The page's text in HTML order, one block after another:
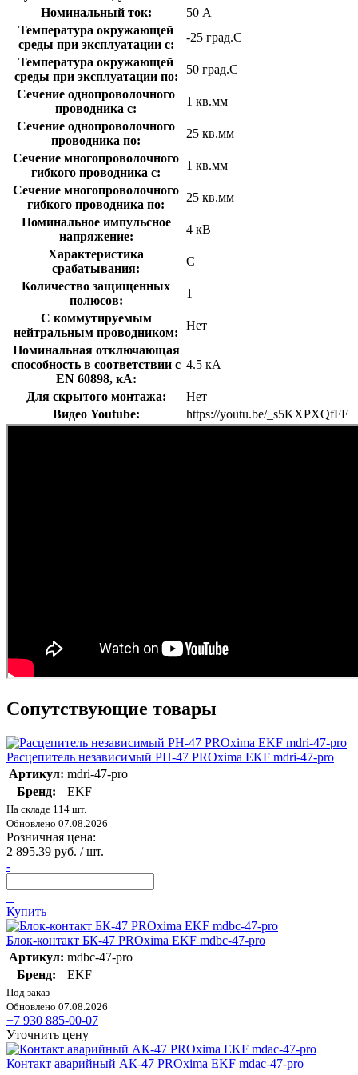
Номинальный ток:
50 А
Температура окружающей
среды при эксплуатации с:
-25 град.C
Температура окружающей
cреды при эксплуатации по:
50 град.C
Сечение однопроволочного
проводника с:
1 кв.мм
Сечение однопроволочного
проводника по:
25 кв.мм
Сечение многопроволочного
гибкого проводника с:
1 кв.мм
Сечение многопроволочного
гибкого проводника по:
25 кв.мм
Номинальное импульсное
напряжение:
4 кВ
Характеристика
срабатывания:
C
Количество защищенных
полюсов:
1
С коммутируемым
нейтральным проводником:
Нет
Номинальная отключающая
способность в соответствии с
EN 60898, кА:
4.5 кА
Для скрытого монтажа:
Нет
Видео Youtube:
https://youtu.be/_s5KXPXQfFE
Сопутствующие товары
Расцепитель независимый РН-47 PROxima EKF mdri-47-pro
Артикул: mdri-47-pro
Бренд:
EKF
На складе 114 шт.
Обновлено 07.08.2026
Розничная цена:
2 895.39 руб. / шт.
-
+
Купить
Блок-контакт БК-47 PROxima EKF mdbc-47-pro
Артикул: mdbc-47-pro
Бренд:
EKF
Под заказ
Обновлено 07.08.2026
+7 930 885-00-07
Уточнить цену
Контакт аварийный АК-47 PROxima EKF mdac-47-pro